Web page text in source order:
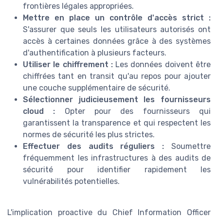
frontières légales appropriées.
Mettre en place un contrôle d'accès strict :
S'assurer que seuls les utilisateurs autorisés ont
accès à certaines données grâce à des systèmes
d'authentification à plusieurs facteurs.
Utiliser le chiffrement : Les données doivent être
chiffrées tant en transit qu'au repos pour ajouter
une couche supplémentaire de sécurité.
Sélectionner judicieusement les fournisseurs
cloud : Opter pour des fournisseurs qui
garantissent la transparence et qui respectent les
normes de sécurité les plus strictes.
Effectuer des audits réguliers : Soumettre
fréquemment les infrastructures à des audits de
sécurité pour identifier rapidement les
vulnérabilités potentielles.
L'implication proactive du Chief Information Officer